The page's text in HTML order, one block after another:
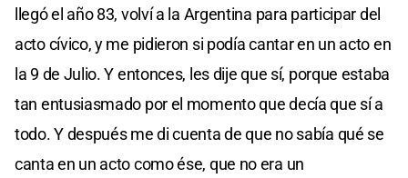
llegó el año 83, volví a la Argentina para participar del
acto cívico, y me pidieron si podía cantar en un acto en
la 9 de Julio. Y entonces, les dije que sí, porque estaba
tan entusiasmado por el momento que decía que sí a
todo. Y después me di cuenta de que no sabía qué se
canta en un acto como ése, que no era un